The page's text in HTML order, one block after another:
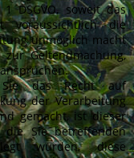
DSGVO, soweit das
voraussichtlich die
unmöglich macht
Geltendmachung,
Sie das Recht auf
der Verarbeitung
gemacht, ist dieser
die Sie betreffenden
wurden, diese